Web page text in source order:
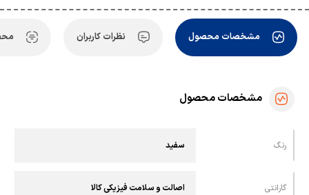
مشخصات محصول نظرات کاربران
مشخصات محصول
رنگ سفید
گارانتی اصالت و سلامت فیزیکی کالا